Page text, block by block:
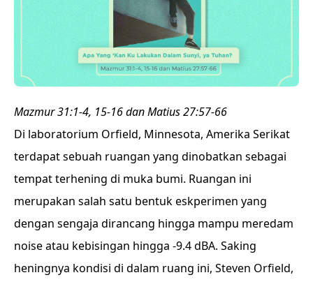
Mazmur 31:1-4, 15-16 dan Matius 27:57-66
Di laboratorium Orfield, Minnesota, Amerika Serikat
terdapat sebuah ruangan yang dinobatkan sebagai
tempat terhening di muka bumi. Ruangan ini
merupakan salah satu bentuk eskperimen yang
dengan sengaja dirancang hingga mampu meredam
noise atau kebisingan hingga -9.4 dBA. Saking
heningnya kondisi di dalam ruang ini, Steven Orfield,